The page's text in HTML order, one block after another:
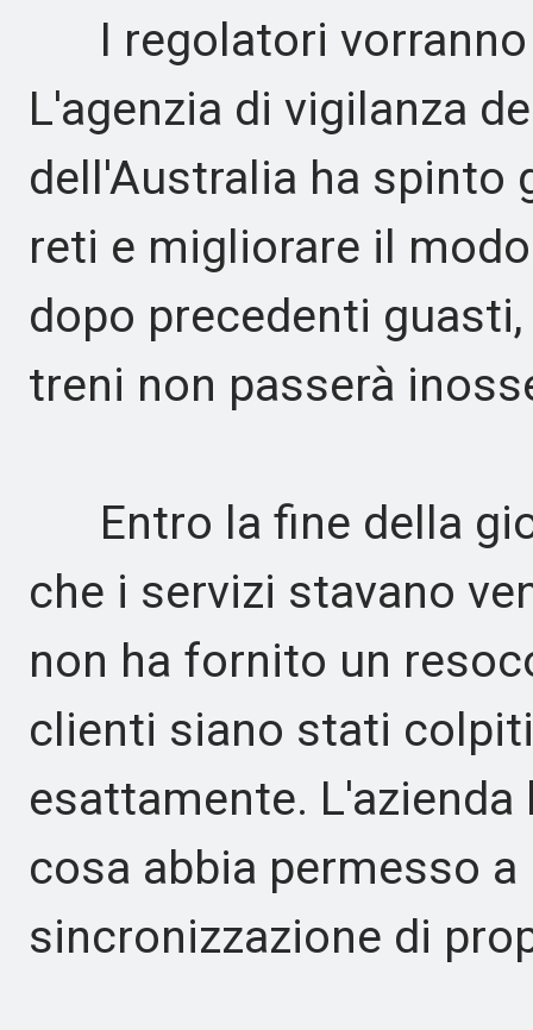
I regolatori vorranno
L'agenzia di vigilanza
dell'Australia ha spinto
reti e migliorare il
dopo precedenti
treni non passerà
Entro la fine della
che i servizi stavano
non ha fornito un
clienti siano stati
esattamente.
cosa abbia permesso
sincronizzazione di